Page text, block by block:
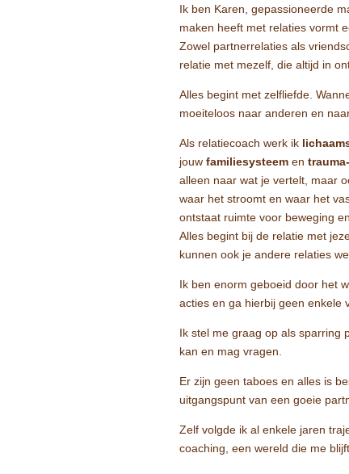
Ik ben Karen, gepassioneerde
maken heeft met relaties vormt
Zowel partnerrelaties als
relatie met mezelf, die altijd in
Alles begint met zelfliefde.
moeiteloos naar anderen en
Als relatiecoach werk ik
jouw familiesysteem en
alleen naar wat je vertelt, maar
waar het stroomt en waar het
ontstaat ruimte voor beweging
Alles begint bij de relatie met
kunnen ook je andere relaties
Ik ben enorm geboeid door het
acties en ga hierbij geen enkele
Ik stel me graag op als sparring
kan en mag vragen.
Er zijn geen taboes en alles is
uitgangspunt van een goeie
Zelf volgde ik al enkele jaren
coaching, een wereld die me